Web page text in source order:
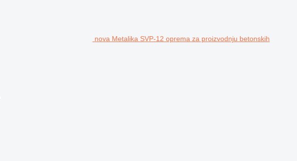
nova Metalika SVP-12 oprema za proizvodnju betonskih